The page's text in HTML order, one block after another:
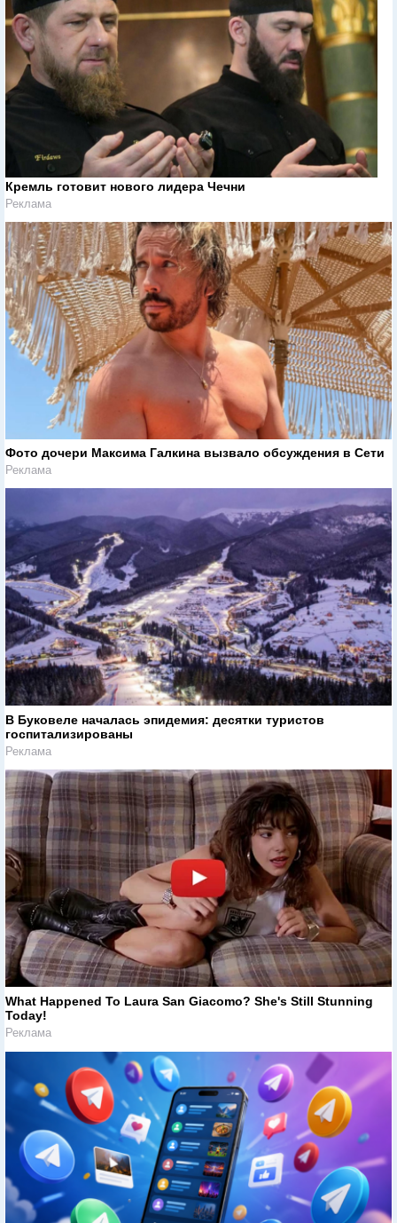
Кремль готовит нового лидера Чечни
Реклама
Фото дочери Максима Галкина вызвало обсуждения в Сети
Реклама
В Буковеле началась эпидемия: десятки туристов
госпитализированы
Реклама
What Happened To Laura San Giacomo? She's Still Stunning
Today!
Реклама